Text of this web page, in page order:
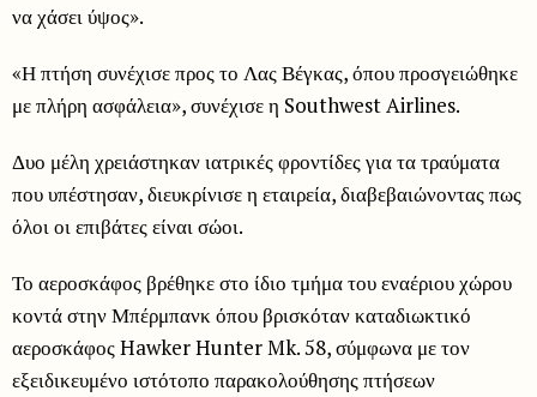
να χάσει ύψος».
«Η πτήση συνέχισε προς το Λας Βέγκας, όπου προσγειώθηκε
με πλήρη ασφάλεια», συνέχισε η Southwest Airlines.
Δυο μέλη χρειάστηκαν ιατρικές φροντίδες για τα τραύματα
που υπέστησαν, διευκρίνισε η εταιρεία, διαβεβαιώνοντας πως
όλοι οι επιβάτες είναι σώοι.
Το αεροσκάφος βρέθηκε στο ίδιο τμήμα του εναέριου χώρου
κοντά στην Μπέρμπανκ όπου βρισκόταν καταδιωκτικό
αεροσκάφος Hawker Hunter Mk. 58, σύμφωνα με τον
εξειδικευμένο ιστότοπο παρακολούθησης πτήσεων